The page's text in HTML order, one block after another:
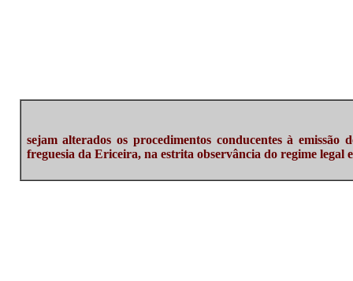
sejam alterados os procedimentos conducentes à
freguesia da Ericeira, na estrita observância do regime legal